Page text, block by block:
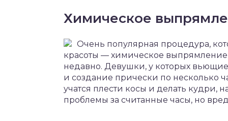
Химическое
Очень популярная процедура,
красоты — химическое выпрямление
недавно. Девушки, у которых
и создание прически по несколько
учатся плести косы и делать кудри,
проблемы за считанные часы, но